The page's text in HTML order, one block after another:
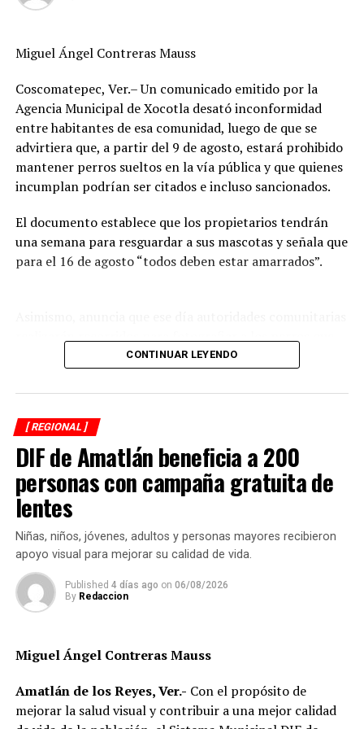
Promueven acciones contra la obesidad
Miguel Ángel Contreras Mauss
Coscomatepec, Ver.– Un comunicado emitido por la
Agencia Municipal de Xocotla desató inconformidad
entre habitantes de esa comunidad, luego de que se
advirtiera que, a partir del 9 de agosto, estará prohibido
mantener perros sueltos en la vía pública y que quienes
incumplan podrían ser citados e incluso sancionados.
El documento establece que los propietarios tendrán
una semana para resguardar a sus mascotas y señala que
para el 16 de agosto “todos deben estar amarrados”.
permanezcan en las calles, solicitar información a
vecinos para identificar a sus dueños y, posteriormente,
citarlos al palacio de la comunidad, donde incluso
podrían hacerse acreedores a una multa.
La publicación provocó críticas entre pobladores,
quienes consideran que la Agencia Municipal podría
estar excediendo sus atribuciones al anunciar posibles
sanciones sin precisar el fundamento jurídico que las
respalda, por lo que calificaron la medida como un
presunto abuso de autoridad.
Si bien especialistas y organizaciones dedicadas al
bienestar animal coinciden en que los propietarios
advierten que ello no significa mantenerlas
La Ley de Protección a los Animales para el Estado de
CONTINUAR LEYENDO
[ REGIONAL ]
DIF de Amatlán beneficia a 200
personas con campaña gratuita de
lentes
Niñas, niños, jóvenes, adultos y personas mayores recibieron
apoyo visual para mejorar su calidad de vida.
Published 4 días ago on 06/08/2026
By Redaccion
Miguel Ángel Contreras Mauss
Amatlán de los Reyes, Ver.- Con el propósito de
mejorar la salud visual y contribuir a una mejor calidad